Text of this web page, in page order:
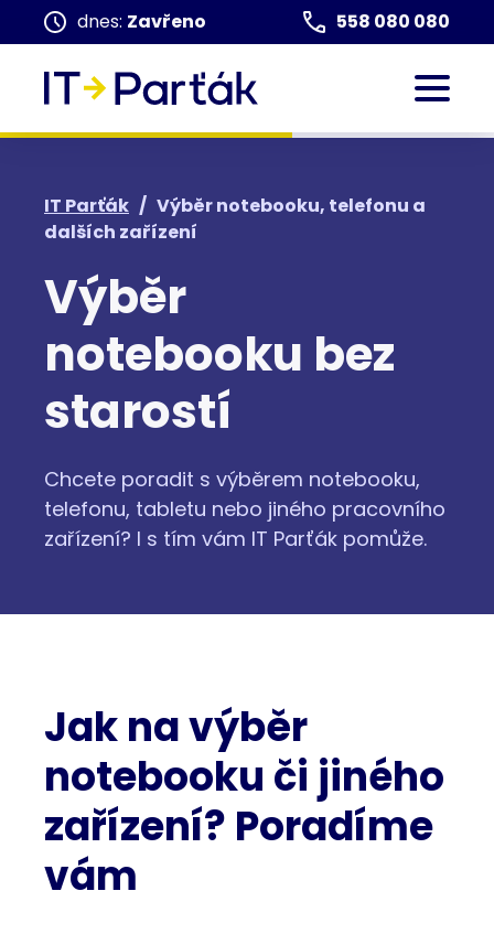
dnes: Zavřeno 558 080 080
IT Parťák / Výběr notebooku, telefonu a
dalších zařízení
Výběr
notebooku bez
starostí
Chcete poradit s výběrem notebooku,
telefonu, tabletu nebo jiného pracovního
zařízení? I s tím vám IT Parťák pomůže.
Jak na výběr
notebooku či jiného
zařízení? Poradíme
vám